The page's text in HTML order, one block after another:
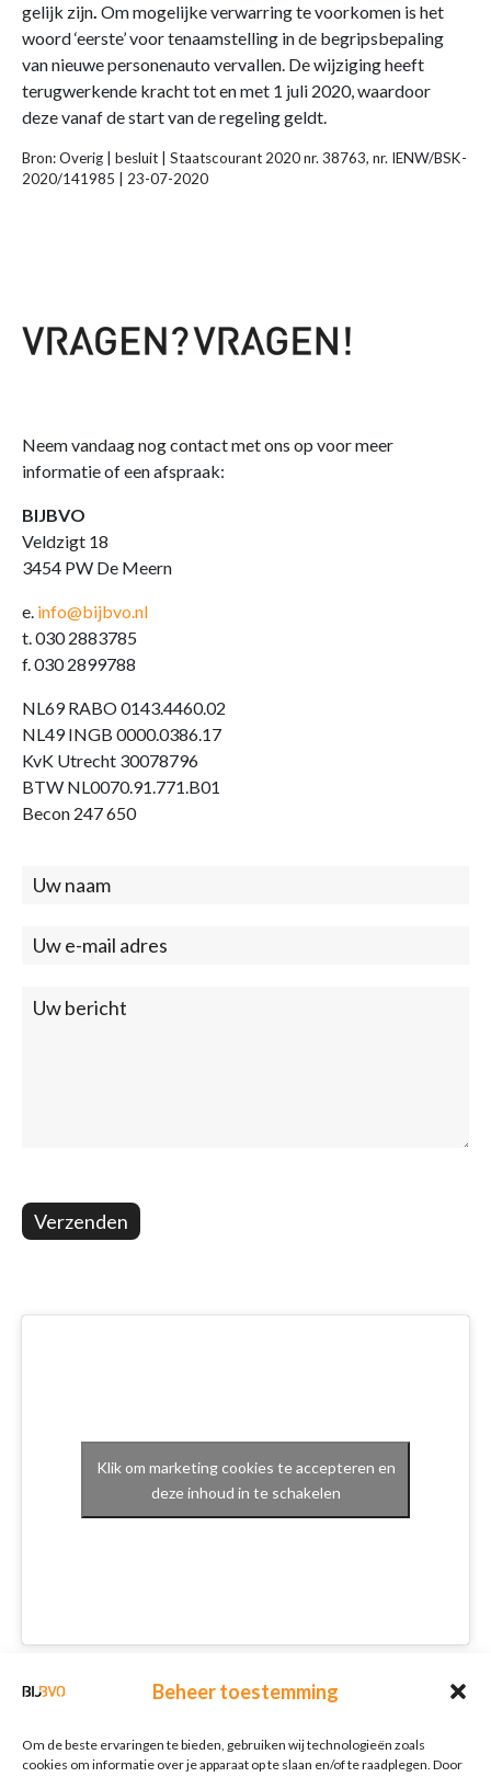
Beheer toestemming
Om de beste ervaringen te bieden, gebruiken wij technologieën zoals
cookies om informatie over je apparaat op te slaan en/of te raadplegen. Door
gelijk zijn. Om mogelijke verwarring te voorkomen is het
woord ‘eerste’ voor tenaamstelling in de begripsbepaling
van nieuwe personenauto vervallen. De wijziging heeft
terugwerkende kracht tot en met 1 juli 2020, waardoor
deze vanaf de start van de regeling geldt.
Bron: Overig | besluit | Staatscourant 2020 nr. 38763, nr. IENW/BSK-
2020/141985 | 23-07-2020
Neem vandaag nog contact met ons op voor meer
informatie of een afspraak:
BIJBVO
Veldzigt 18
3454 PW De Meern
e. info@bijbvo.nl
t. 030 2883785
f. 030 2899788
NL69 RABO 0143.4460.02
NL49 INGB 0000.0386.17
KvK Utrecht 30078796
BTW NL0070.91.771.B01
Becon 247 650
Contact
Verzenden
Klik om marketing cookies te accepteren en
deze inhoud in te schakelen
Schrijf je in voor onze nieuwsbrief